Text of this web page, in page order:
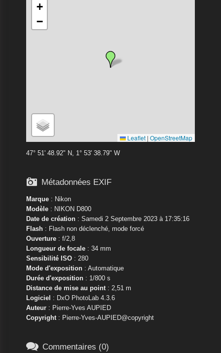
+
−
Leaflet | OpenStreetMap
47° 51' 48.92" N, 1° 53' 38.79" W
 Métadonnées EXIF
Marque: Nikon
Modèle: NIKON D800
Date de création: Samedi 2 Septembre 2023 à 17:35:16
Flash: Flash non déclenché, mode forcé
Ouverture: f/2,8
Longueur de focale: 34 mm
Sensibilité ISO: 280
Mode d'exposition: Automatique
Durée d'exposition: 1/800 s
Distance de mise au point: 2,51 m
Logiciel : DxO PhotoLab 4.3.6
Auteur: Pierre-Yves AUPIED
Copyright: Pierre-Yves-AUPIED@copyright
 Commentaires (0)